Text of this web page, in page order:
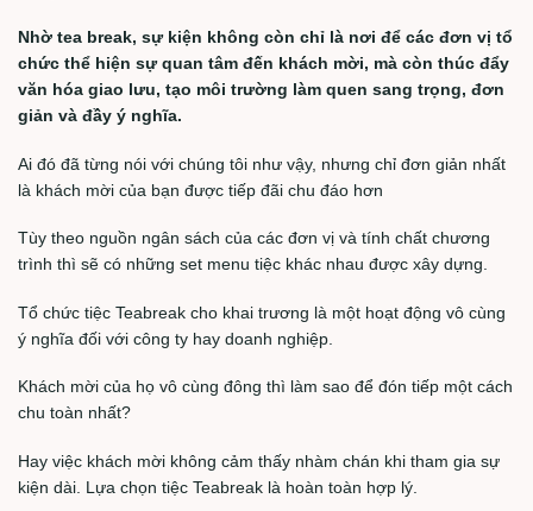
Nhờ tea break, sự kiện không còn chỉ là nơi để các đơn vị tổ
chức thể hiện sự quan tâm đến khách mời, mà còn thúc đẩy
văn hóa giao lưu, tạo môi trường làm quen sang trọng, đơn
giản và đầy ý nghĩa.
Ai đó đã từng nói với chúng tôi như vậy, nhưng chỉ đơn giản nhất
là khách mời của bạn được tiếp đãi chu đáo hơn
Tùy theo nguồn ngân sách của các đơn vị và tính chất chương
trình thì sẽ có những set menu tiệc khác nhau được xây dựng.
Tổ chức tiệc Teabreak cho khai trương là một hoạt động vô cùng
ý nghĩa đối với công ty hay doanh nghiệp.
Khách mời của họ vô cùng đông thì làm sao để đón tiếp một cách
chu toàn nhất?
Hay việc khách mời không cảm thấy nhàm chán khi tham gia sự
kiện dài. Lựa chọn tiệc Teabreak là hoàn toàn hợp lý.